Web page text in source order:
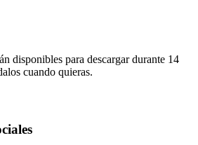
disponibles para descargar durante 14
cuando quieras.